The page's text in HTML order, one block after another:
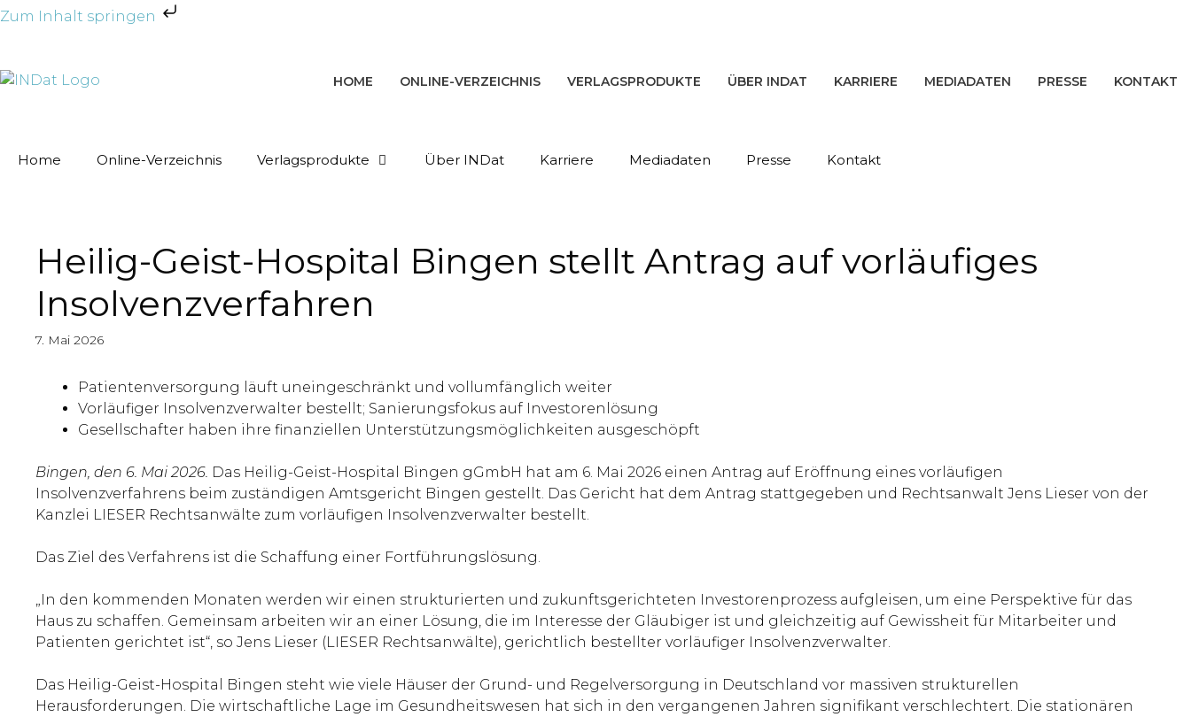
Zum Inhalt springen
HOME ONLINE-VERZEICHNIS VERLAGSPRODUKTE ÜBER INDAT KARRIERE MEDIADATEN PRESSE KONTAKT
Home Online-Verzeichnis Verlagsprodukte Über INDat Karriere Mediadaten Presse Kontakt
Heilig-Geist-Hospital Bingen stellt Antrag auf vorläufiges
Insolvenzverfahren
7. Mai 2026
Patientenversorgung läuft uneingeschränkt und vollumfänglich weiter
Vorläufiger Insolvenzverwalter bestellt; Sanierungsfokus auf Investorenlösung
Gesellschafter haben ihre finanziellen Unterstützungsmöglichkeiten ausgeschöpft
Bingen, den 6. Mai 2026. Das Heilig-Geist-Hospital Bingen gGmbH hat am 6. Mai 2026 einen Antrag auf Eröffnung eines vorläufigen
Insolvenzverfahrens beim zuständigen Amtsgericht Bingen gestellt. Das Gericht hat dem Antrag stattgegeben und Rechtsanwalt Jens Lieser von der
Kanzlei LIESER Rechtsanwälte zum vorläufigen Insolvenzverwalter bestellt.
Das Ziel des Verfahrens ist die Schaffung einer Fortführungslösung.
„In den kommenden Monaten werden wir einen strukturierten und zukunftsgerichteten Investorenprozess aufgleisen, um eine Perspektive für das
Haus zu schaffen. Gemeinsam arbeiten wir an einer Lösung, die im Interesse der Gläubiger ist und gleichzeitig auf Gewissheit für Mitarbeiter und
Patienten gerichtet ist“, so Jens Lieser (LIESER Rechtsanwälte), gerichtlich bestellter vorläufiger Insolvenzverwalter.
Das Heilig-Geist-Hospital Bingen steht wie viele Häuser der Grund- und Regelversorgung in Deutschland vor massiven strukturellen
Herausforderungen. Die wirtschaftliche Lage im Gesundheitswesen hat sich in den vergangenen Jahren signifikant verschlechtert. Die stationären